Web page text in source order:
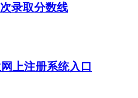
录取分数线
上注册系统入口